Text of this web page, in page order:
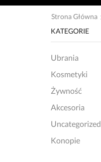
Strona Główna
KATEGORIE
Ubrania
Kosmetyki
Żywność
Akcesoria
Uncategorized
Konopie